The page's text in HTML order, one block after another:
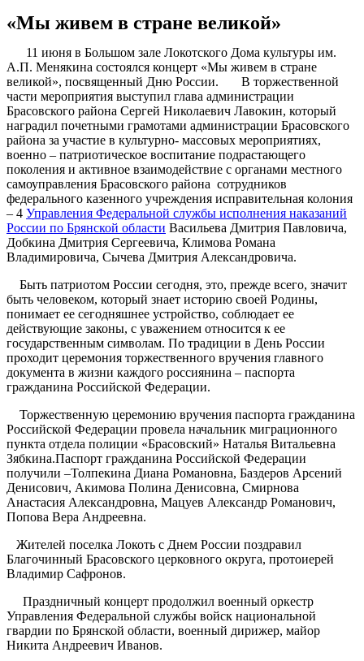
«Мы живем в стране великой»
11 июня в Большом зале Локотского Дома культуры им.
А.П. Менякина состоялся концерт «Мы живем в стране
великой», посвященный Дню России. В торжественной
части мероприятия выступил глава администрации
Брасовского района Сергей Николаевич Лавокин, который
наградил почетными грамотами администрации Брасовского
района за участие в культурно- массовых мероприятиях,
военно – патриотическое воспитание подрастающего
поколения и активное взаимодействие с органами местного
самоуправления Брасовского района сотрудников
федерального казенного учреждения исправительная колония
– 4 Управления Федеральной службы исполнения наказаний
России по Брянской области Васильева Дмитрия Павловича,
Добкина Дмитрия Сергеевича, Климова Романа
Владимировича, Сычева Дмитрия Александровича.
Быть патриотом России сегодня, это, прежде всего, значит
быть человеком, который знает историю своей Родины,
понимает ее сегодняшнее устройство, соблюдает ее
действующие законы, с уважением относится к ее
государственным символам. По традиции в День России
проходит церемония торжественного вручения главного
документа в жизни каждого россиянина – паспорта
гражданина Российской Федерации.
Торжественную церемонию вручения паспорта гражданина
Российской Федерации провела начальник миграционного
пункта отдела полиции «Брасовский» Наталья Витальевна
Зябкина.Паспорт гражданина Российской Федерации
получили –Толпекина Диана Романовна, Баздеров Арсений
Денисович, Акимова Полина Денисовна, Смирнова
Анастасия Александровна, Мацуев Александр Романович,
Попова Вера Андреевна.
Жителей поселка Локоть с Днем России поздравил
Благочинный Брасовского церковного округа, протоиерей
Владимир Сафронов.
Праздничный концерт продолжил военный оркестр
Управления Федеральной службы войск национальной
гвардии по Брянской области, военный дирижер, майор
Никита Андреевич Иванов.